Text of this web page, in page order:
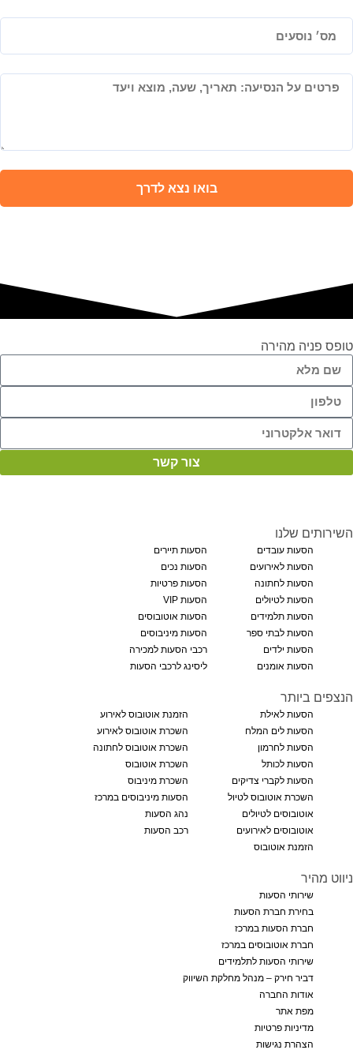
בואו נצא לדרך
טופס פניה מהירה
צור קשר
השירותים שלנו
הסעות עובדים
הסעות לאירועים
הסעות לחתונה
הסעות לטיולים
הסעות תלמידים
הסעות לבתי ספר
הסעות ילדים
הסעות אומנים
הסעות תיירים
הסעות נכים
הסעות פרטיות
הסעות VIP
הסעות אוטובוסים
הסעות מיניבוסים
רכבי הסעות למכירה
ליסינג לרכבי הסעות
הנצפים ביותר
הסעות לאילת
הסעות לים המלח
הסעות לחרמון
הסעות לכותל
הסעות לקברי צדיקים
השכרת אוטובוס לטיול
אוטובוסים לטיולים
אוטובוסים לאירועים
הזמנת אוטובוס
הזמנת אוטובוס לאירוע
השכרת אוטובוס לאירוע
השכרת אוטובוס לחתונה
השכרת אוטובוס
השכרת מיניבוס
הסעות מיניבוסים במרכז
נהג הסעות
רכב הסעות
ניווט מהיר
שירותי הסעות
בחירת חברת הסעות
חברת הסעות במרכז
חברת אוטובוסים במרכז
שירותי הסעות לתלמידים
דביר חירק – מנהל מחלקת השיווק
אודות החברה
מפת אתר
מדיניות פרטיות
הצהרת נגישות